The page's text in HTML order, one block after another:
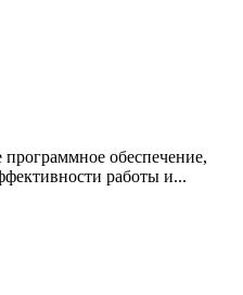
обеспечение,
работы и...